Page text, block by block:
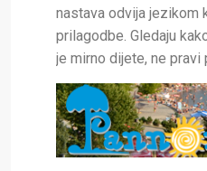
nastava odvija jezikom
prilagodbe. Gledaju
je mirno dijete, ne